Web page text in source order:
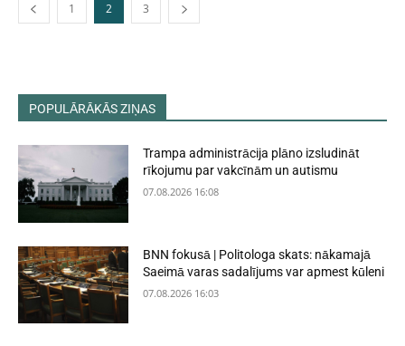
1 2 3
POPULĀRĀKĀS ZIŅAS
Trampa administrācija plāno izsludināt
rīkojumu par vakcīnām un autismu
07.08.2026 16:08
BNN fokusā | Politologa skats: nākamajā
Saeimā varas sadalījums var apmest kūleni
07.08.2026 16:03